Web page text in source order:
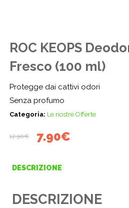
ROC KEOPS
Fresco (100 ml)
Protegge dai cattivi odori
Senza profumo
Categoria: Le nostre Offerte
12.90€
Il
originale
7.90€
DESCRIZIONE
DESCRIZIONE